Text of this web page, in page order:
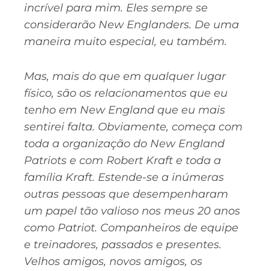
incrível para mim. Eles sempre se
considerarão New Englanders. De uma
maneira muito especial, eu também.
Mas, mais do que em qualquer lugar
físico, são os relacionamentos que eu
tenho em New England que eu mais
sentirei falta. Obviamente, começa com
toda a organização do New England
Patriots e com Robert Kraft e toda a
família Kraft. Estende-se a inúmeras
outras pessoas que desempenharam
um papel tão valioso nos meus 20 anos
como Patriot. Companheiros de equipe
e treinadores, passados ​​e presentes.
Velhos amigos, novos amigos, os